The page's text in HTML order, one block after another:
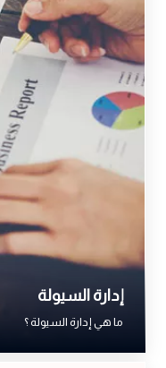
إدارة السيولة
ما هي إدارة السيولة ؟